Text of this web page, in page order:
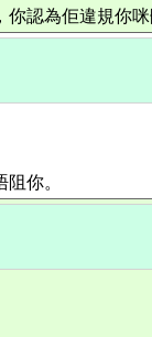
認為佢違規你
你。